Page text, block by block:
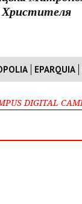
Христителя
EPARQUIA
DIGITAL